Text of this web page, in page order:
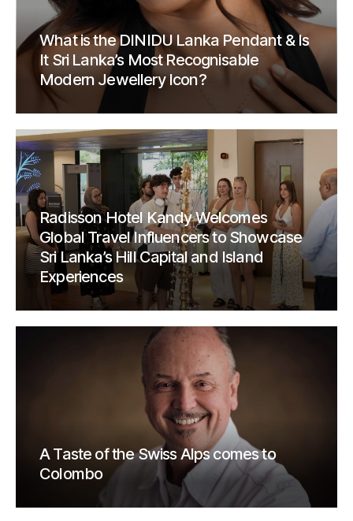
What is the DINIDU Lanka Pendant & Is
It Sri Lanka’s Most Recognisable
Modern Jewellery Icon?
Radisson Hotel Kandy Welcomes
Global Travel Influencers to Showcase
Sri Lanka’s Hill Capital and Island
Experiences
A Taste of the Swiss Alps comes to
Colombo